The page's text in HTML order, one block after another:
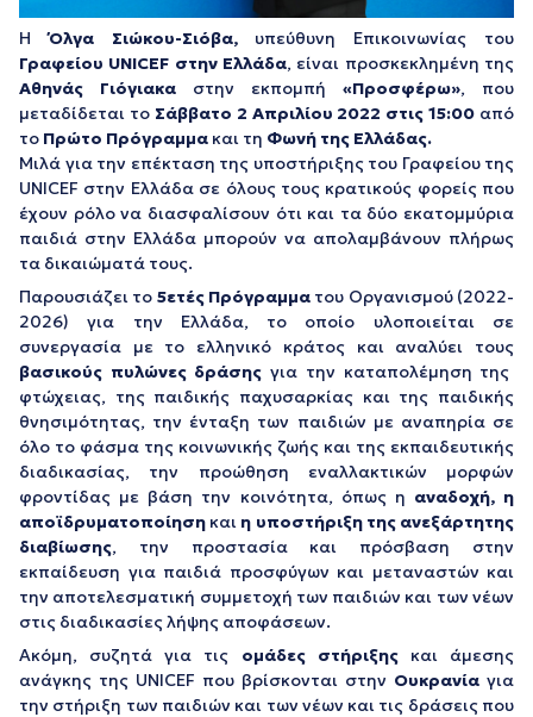
ΗΌλγα Σιώκου-Σιόβα,υπεύθυνη Επικοινωνίας του
Γραφείου UNICEF στην Ελλάδα, είναι προσκεκλημένη της
Αθηνάς Γιόγιακα στην εκπομπή «Προσφέρω», που
μεταδίδεται το Σάββατο 2 Απριλίου 2022 στις 15:00 από
το Πρώτο Πρόγραμμα και τη Φωνή της Ελλάδας.
Μιλά για την επέκταση της υποστήριξης του Γραφείου της
UNICEF στην Ελλάδα σε όλους τους κρατικούς φορείς που
έχουν ρόλο να διασφαλίσουν ότι και τα δύο εκατομμύρια
παιδιά στην Ελλάδα μπορούν να απολαμβάνουν πλήρως
τα δικαιώματά τους.
Παρουσιάζει το 5ετές Πρόγραμμα του Οργανισμού (2022-
2026) για την Ελλάδα, το οποίο υλοποιείται σε
συνεργασία με το ελληνικό κράτος και αναλύει τους
βασικούς πυλώνες δράσης για την καταπολέμηση της
φτώχειας, της παιδικής παχυσαρκίας και της παιδικής
θνησιμότητας, την ένταξη των παιδιών με αναπηρία σε
όλο το φάσμα της κοινωνικής ζωής και της εκπαιδευτικής
διαδικασίας, την προώθηση εναλλακτικών μορφών
φροντίδας με βάση την κοινότητα, όπως η αναδοχή, η
αποϊδρυματοποίηση και η υποστήριξη της ανεξάρτητης
διαβίωσης, την προστασία και πρόσβαση στην
εκπαίδευση για παιδιά προσφύγων και μεταναστών και
την αποτελεσματική συμμετοχή των παιδιών και των νέων
στις διαδικασίες λήψης αποφάσεων.
Ακόμη, συζητά για τις ομάδες στήριξηςκαι άμεσης
ανάγκης της UNICEF που βρίσκονται στην Ουκρανία για
την στήριξη των παιδιών και των νέων και τις δράσεις που